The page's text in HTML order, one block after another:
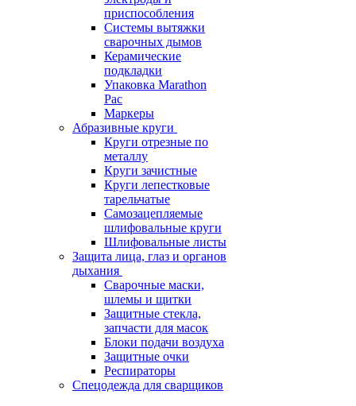
приспособления
Системы вытяжки
сварочных дымов
Керамические
подкладки
Упаковка Marathon
Pac
Маркеры
Абразивные круги
Круги отрезные по
металлу
Круги зачистные
Круги лепестковые
тарельчатые
Самозацепляемые
шлифовальные круги
Шлифовальные листы
Защита лица, глаз и органов
дыхания
Сварочные маски,
шлемы и щитки
Защитные стекла,
запчасти для масок
Блоки подачи воздуха
Защитные очки
Респираторы
Спецодежда для сварщиков